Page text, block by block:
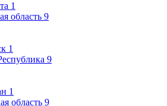
1
область 9
1
9
1
область 9